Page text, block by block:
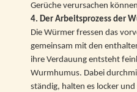
Gerüche verursachen
4. Der Arbeitsprozess der
Die Würmer fressen das
gemeinsam mit den
ihre Verdauung entsteht
Wurmhumus. Dabei
ständig, halten es locker